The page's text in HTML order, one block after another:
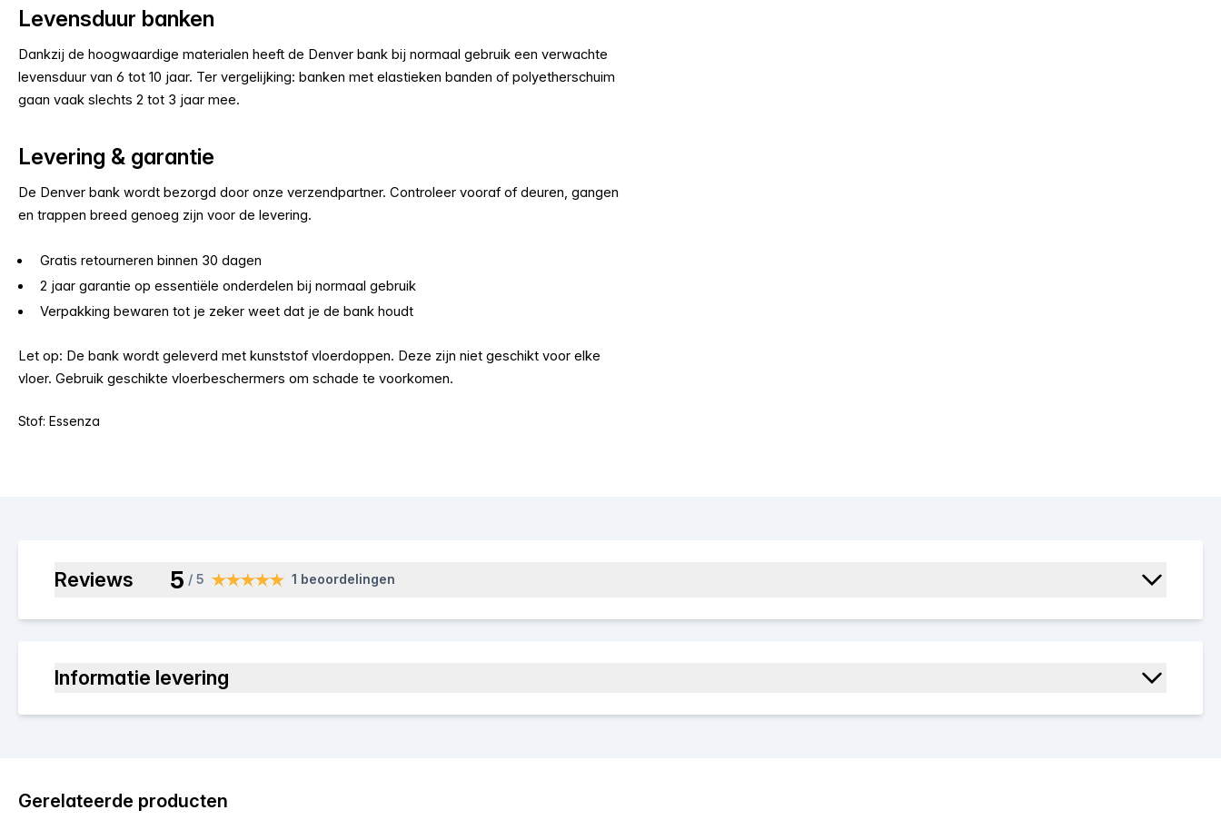
Levensduur banken
Dankzij de hoogwaardige materialen heeft de Denver bank bij normaal gebruik een verwachte
levensduur van 6 tot 10 jaar. Ter vergelijking: banken met elastieken banden of polyetherschuim
gaan vaak slechts 2 tot 3 jaar mee.
Levering & garantie
De Denver bank wordt bezorgd door onze verzendpartner. Controleer vooraf of deuren, gangen
en trappen breed genoeg zijn voor de levering.
Gratis retourneren binnen 30 dagen
2 jaar garantie op essentiële onderdelen bij normaal gebruik
Verpakking bewaren tot je zeker weet dat je de bank houdt
Let op: De bank wordt geleverd met kunststof vloerdoppen. Deze zijn niet geschikt voor elke
vloer. Gebruik geschikte vloerbeschermers om schade te voorkomen.
Stof: Essenza
Reviews 5 / 5 1 beoordelingen
Informatie levering
Gerelateerde producten